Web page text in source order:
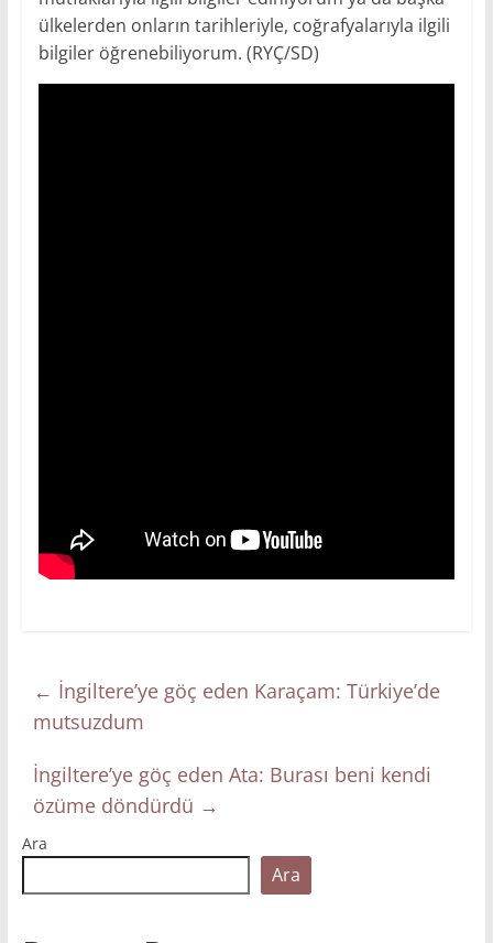
ülkelerden onların tarihleriyle, coğrafyalarıyla ilgili
bilgiler öğrenebiliyorum. (RYÇ/SD)
← İngiltere’ye göç eden Karaçam: Türkiye’de
mutsuzdum
İngiltere’ye göç eden Ata: Burası beni kendi
özüme döndürdü →
Ara
Ara